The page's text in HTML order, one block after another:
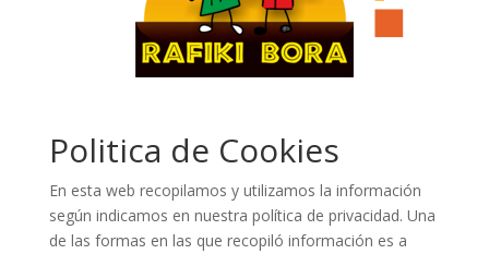
Politica de Cookies
En esta web recopilamos y utilizamos la información
según indicamos en nuestra política de privacidad. Una
de las formas en las que recopiló información es a